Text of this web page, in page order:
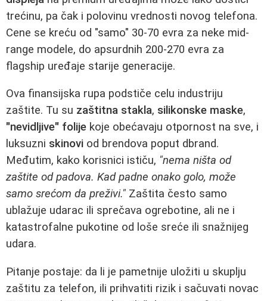
trećinu, pa čak i polovinu vrednosti novog telefona.
Cene se kreću od "samo" 30-70 evra za neke mid-
range modele, do apsurdnih 200-270 evra za
flagship uređaje starije generacije.
Ova finansijska rupa podstiče celu industriju
zaštite. Tu su zaštitna stakla, silikonske maske,
"nevidljive" folije koje obećavaju otpornost na sve, i
luksuzni skinovi od brendova poput dbrand.
Međutim, kako korisnici ističu, "nema ništa od
zaštite od padova. Kad padne onako golo, može
samo srećom da preživi." Zaštita često samo
ublažuje udarac ili sprečava ogrebotine, ali ne i
katastrofalne pukotine od loše sreće ili snažnijeg
udara.
Pitanje postaje: da li je pametnije uložiti u skuplju
zaštitu za telefon, ili prihvatiti rizik i sačuvati novac